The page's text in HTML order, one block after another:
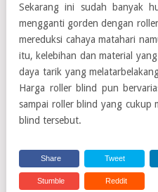
Sekarang ini sudah banyak
mengganti gorden dengan
mereduksi cahaya matahari
itu, kelebihan dan material
daya tarik yang
Harga roller blind pun
sampai roller blind yang cukup
blind tersebut.
Share Tweet
Stumble Reddit